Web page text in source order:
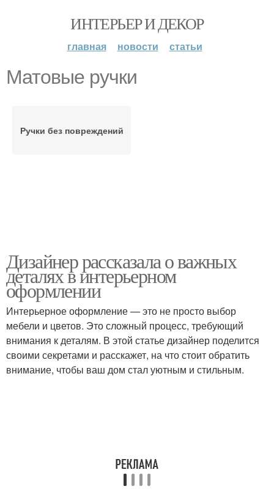
ИНТЕРЬЕР И ДЕКОР
главная новости статьи
Матовые ручки
Ручки без повреждений
Дизайнер рассказала о важных
деталях в интерьерном
оформлении
Интерьерное оформление — это не просто выбор
мебели и цветов. Это сложный процесс, требующий
внимания к деталям. В этой статье дизайнер поделится
своими секретами и расскажет, на что стоит обратить
внимание, чтобы ваш дом стал уютным и стильным.